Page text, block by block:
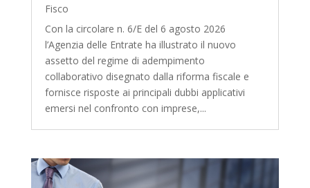
Fisco
Con la circolare n. 6/E del 6 agosto 2026
l’Agenzia delle Entrate ha illustrato il nuovo
assetto del regime di adempimento
collaborativo disegnato dalla riforma fiscale e
fornisce risposte ai principali dubbi applicativi
emersi nel confronto con imprese,...